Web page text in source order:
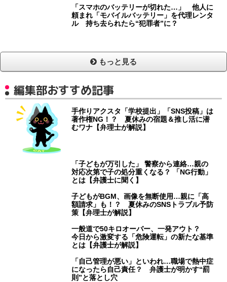
「スマホのバッテリーが切れた…」 他人に
頼まれ「モバイルバッテリー」を代理レンタ
ル 持ち去られたら“犯罪者”に？
もっと見る
編集部おすすめ記事
手作りアクスタ「学校提出」「SNS投稿」は
著作権NG！？ 夏休みの宿題＆推し活に潜
むワナ【弁理士が解説】
「子どもが万引した」 警察から連絡…親の
対応次第で子の処分重くなる？ 「NG行動」
とは【弁護士に聞く】
子どもがBGM、画像を無断使用…親に「高
額請求」も！？ 夏休みのSNSトラブル予防
策【弁理士が解説】
一般道で50キロオーバー、一発アウト？
今日から激変する「危険運転」の新たな基準
とは【弁護士が解説】
「自己管理が悪い」といわれ…職場で熱中症
になったら自己責任？ 弁護士が明かす“罰
則”と落とし穴